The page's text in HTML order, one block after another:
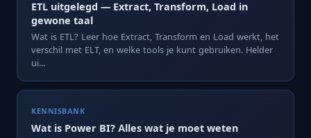
ETL uitgelegd — Extract, Transform, Load in
gewone taal
Wat is ETL? Leer hoe Extract, Transform en Load werkt, het
verschil met ELT, en welke tools je kunt gebruiken. Helder
ui...
KENNISBANK
Wat is Power BI? Alles wat je moet weten